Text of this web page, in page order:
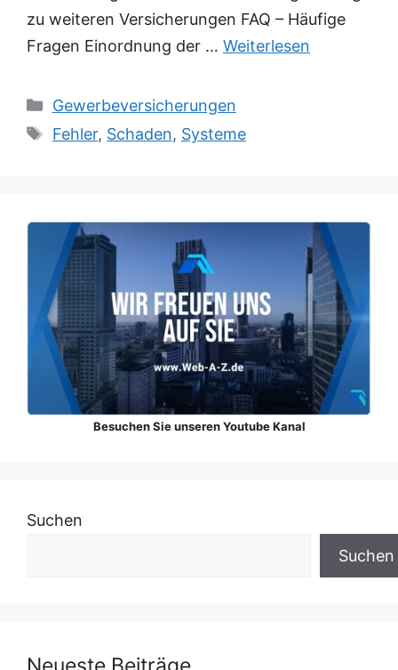
zu weiteren Versicherungen FAQ – Häufige
Fragen Einordnung der … Weiterlesen
Kategorien
Gewerbeversicherungen
Schlagwörter
Fehler, Schaden, Systeme
Besuchen Sie unseren Youtube Kanal
Suchen
Suchen